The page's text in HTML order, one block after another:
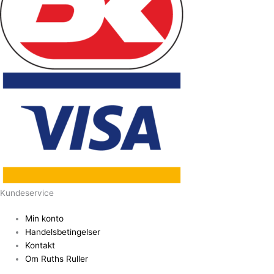
Kundeservice
Min konto
Handelsbetingelser
Kontakt
Om Ruths Ruller